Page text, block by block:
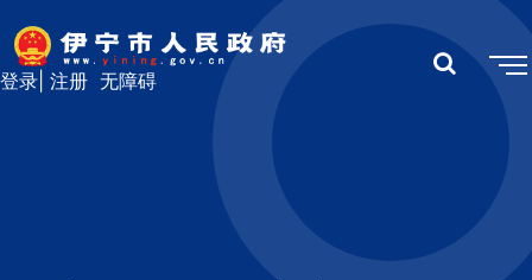
无障碍
登录 注册